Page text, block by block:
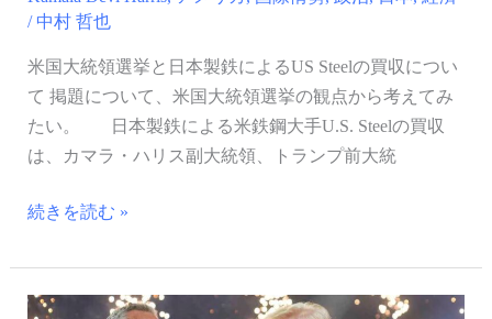
/ 中村 哲也
米国大統領選挙と日本製鉄によるUS Steelの買収につい
て 掲題について、米国大統領選挙の観点から考えてみ
たい。 日本製鉄による米鉄鋼大手U.S. Steelの買収
は、カマラ・ハリス副大統領、トランプ前大統
る
収
に
続きを読む »
ロ